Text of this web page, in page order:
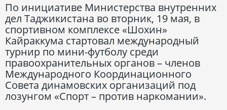
По инициативе Министерства внутренних
дел Таджикистана во вторник, 19 мая, в
спортивном комплексе «Шохин»
Кайраккума стартовал международный
турнир по мини-футболу среди
правоохранительных органов – членов
Международного Координационного
Совета динамовских организаций под
лозунгом «Спорт – против наркомании».